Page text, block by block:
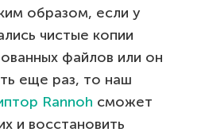
образом, если у
чистые копии
файлов или он
еще раз, то наш
Rannoh сможет
и восстановить